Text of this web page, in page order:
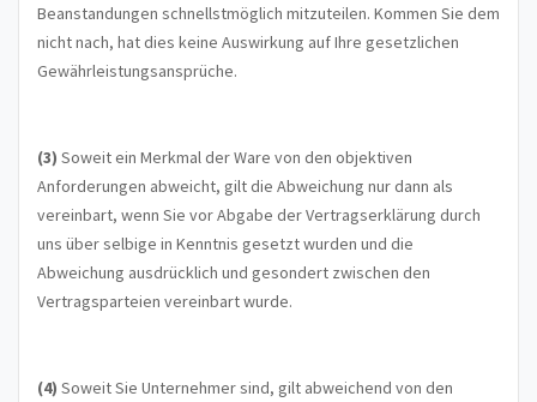
Beanstandungen schnellstmöglich mitzuteilen. Kommen Sie dem
nicht nach, hat dies keine Auswirkung auf Ihre gesetzlichen
Gewährleistungsansprüche.
(3) Soweit ein Merkmal der Ware von den objektiven
Anforderungen abweicht, gilt die Abweichung nur dann als
vereinbart, wenn Sie vor Abgabe der Vertragserklärung durch
uns über selbige in Kenntnis gesetzt wurden und die
Abweichung ausdrücklich und gesondert zwischen den
Vertragsparteien vereinbart wurde.
(4) Soweit Sie Unternehmer sind, gilt abweichend von den